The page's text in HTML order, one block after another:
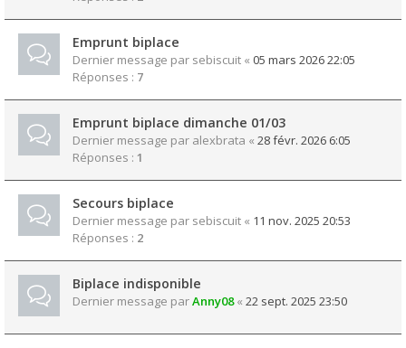
Emprunt biplace
Dernier message par sebiscuit « 05 mars 2026 22:05
Réponses : 7
Emprunt biplace dimanche 01/03
Dernier message par alexbrata « 28 févr. 2026 6:05
Réponses : 1
Secours biplace
Dernier message par sebiscuit « 11 nov. 2025 20:53
Réponses : 2
Biplace indisponible
Dernier message parAnny08« 22 sept. 2025 23:50